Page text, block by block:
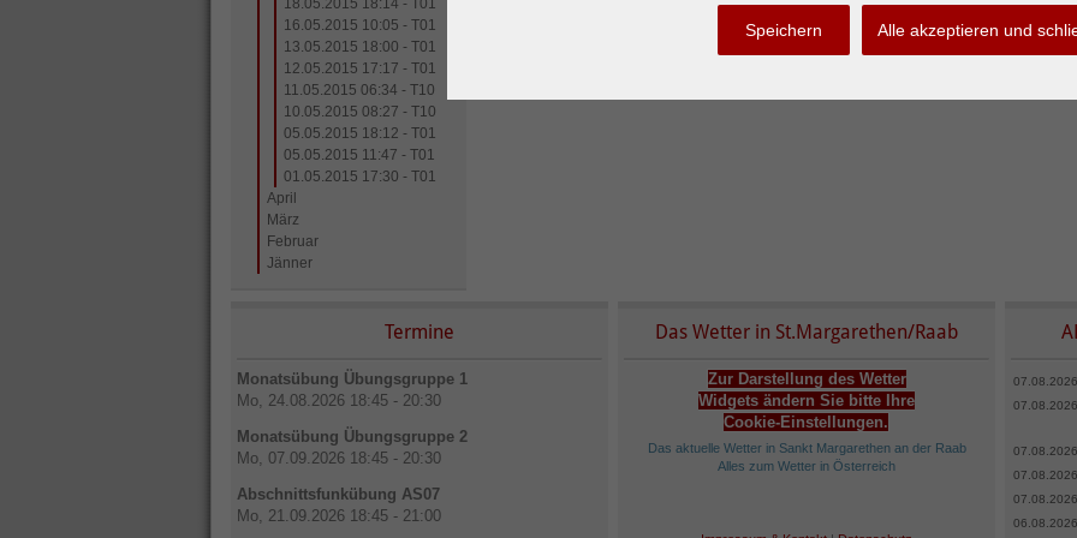
18.05.2015 18:14 - T01
16.05.2015 10:05 - T01
13.05.2015 18:00 - T01
12.05.2015 17:17 - T01
11.05.2015 06:34 - T10
10.05.2015 08:27 - T10
05.05.2015 18:12 - T01
05.05.2015 11:47 - T01
01.05.2015 17:30 - T01
April
März
Februar
Jänner
Termine
Monatsübung Übungsgruppe 1
Mo, 24.08.2026 18:45 - 20:30
Monatsübung Übungsgruppe 2
Mo, 07.09.2026 18:45 - 20:30
Abschnittsfunkübung AS07
Mo, 21.09.2026 18:45 - 21:00
Das Wetter in St.Margarethen/Raab
Zur Darstellung des Wetter
Widgets ändern Sie bitte Ihre
Cookie-Einstellungen.
Das aktuelle Wetter in Sankt Margarethen an der Raab
Alles zum Wetter in Österreich
Speichern Alle akzeptieren und